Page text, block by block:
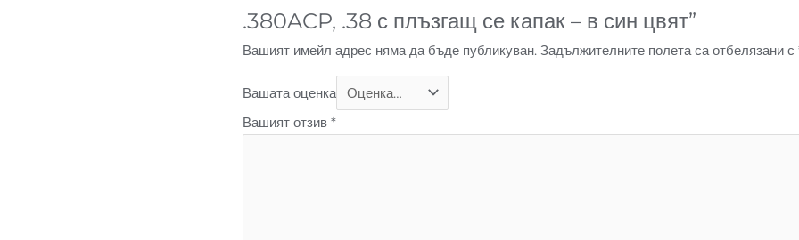
.380ACP, .38 с плъзгащ се капак – в син цвят”
Вашият имейл адрес няма да бъде публикуван. Задължителните полета са отбелязани с
Вашата оценка
Вашият отзив*